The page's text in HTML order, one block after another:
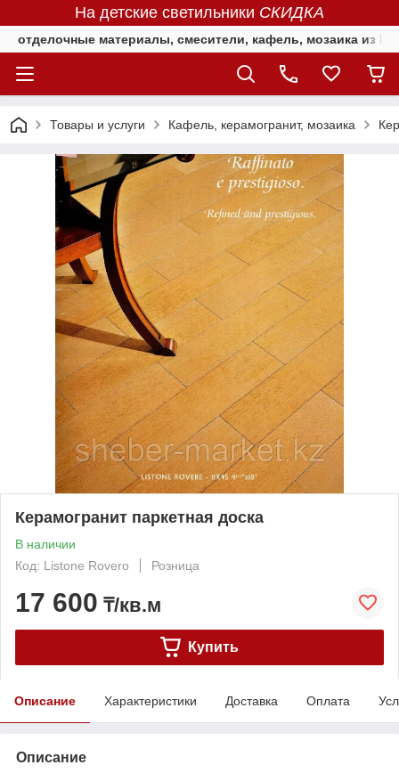
На детские светильники СКИДКА
отделочные материалы, смесители, кафель, мозаика из
Товары и услуги Кафель, керамогранит, мозаика
Керамогранит паркетная доска
В наличии
Код: Listone Rovero
Розница
17 600 ₸/кв.м
Купить
Описание Характеристики Доставка Оплата
Описание